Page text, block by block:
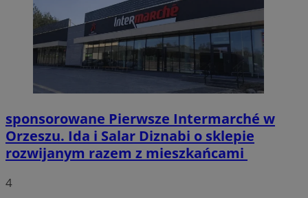
sponsorowane Pierwsze Intermarché w
Orzeszu. Ida i Salar Diznabi o sklepie
rozwijanym razem z mieszkańcami
4